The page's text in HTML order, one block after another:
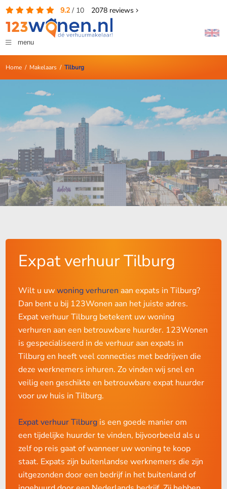
9.2/ 10 2078reviews
menu
Home/ Makelaars/ Tilburg
Expat verhuur Tilburg
Wilt u uwwoning verhuren aan expats in Tilburg?
Dan bent u bij 123Wonen aan het juiste adres.
Expat verhuur Tilburg betekent uw woning
verhuren aan een betrouwbare huurder. 123Wonen
is gespecialiseerd in de verhuur aan expats in
Tilburg en heeft veel connecties met bedrijven die
deze werknemers inhuren. Zo vinden wij snel en
veilig een geschikte en betrouwbare expat huurder
voor uw huis in Tilburg.
Expat verhuur Tilburgis een goede manier om
een tijdelijke huurder te vinden, bijvoorbeeld als u
zelf op reis gaat of wanneer uw woning te koop
staat. Expats zijn buitenlandse werknemers die zijn
uitgezonden door een bedrijf in het buitenland of